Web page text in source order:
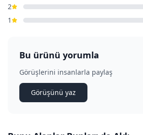
2
1
Bu ürünü yorumla
Görüşlerini insanlarla paylaş
Görüşünü yaz